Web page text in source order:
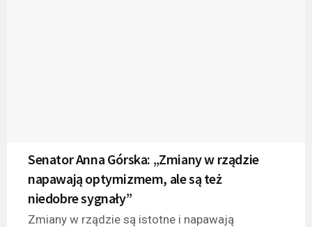
Senator Anna Górska: „Zmiany w rządzie
napawają optymizmem, ale są też
niedobre sygnały”
Zmiany w rządzie są istotne i napawają